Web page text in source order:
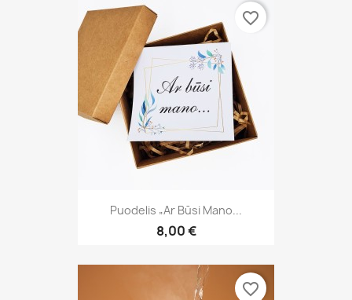
Puodelis „Ar Būsi Mano...
8,00 €
favorite_border
favorite_border